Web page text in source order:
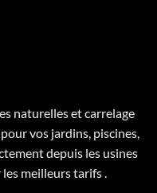
naturelles et carrelage
vos jardins, piscines,
depuis les usines
meilleurs tarifs .